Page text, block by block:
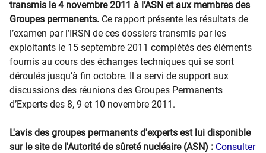
transmis le 4 novembre 2011 à l’ASN et aux membres des
Groupes permanents. Ce rapport présente les résultats de
l’examen par l’IRSN de ces dossiers transmis par les
exploitants le 15 septembre 2011 complétés des éléments
fournis au cours des échanges techniques qui se sont
déroulés jusqu’à fin octobre. Il a servi de support aux
discussions des réunions des Groupes Permanents
d’Experts des 8, 9 et 10 novembre 2011.
L'avis des groupes permanents d'experts est lui disponible
sur le site de l'Autorité de sûreté nucléaire (ASN) : Consulter